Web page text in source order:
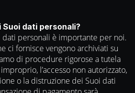
Suoi dati personali?
dati personali è importante per noi.
ci fornisce vengono archiviati su
di procedure rigorose a tutela
l’accesso non autorizzato,
o la distruzione dei Suoi dati